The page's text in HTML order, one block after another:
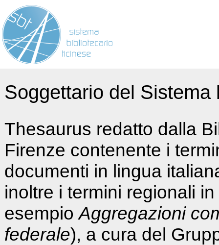
Soggettario del
Thesaurus redatto dalla
Firenze contenente i
documenti in lingua
inoltre i termini regionali
esempioAggregazioni
federale), a cura del